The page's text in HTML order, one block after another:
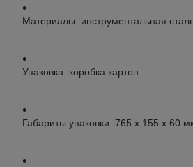
Материалы: инструментальная
Упаковка: коробка картон
Габариты упаковки: 765 x 155 x 60